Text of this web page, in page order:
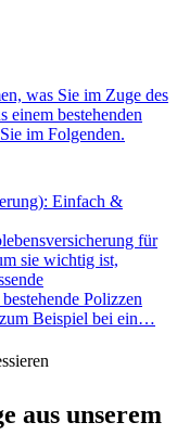
was Sie im Zuge des
einem bestehenden
im Folgenden.
Einfach &
für
sie wichtig ist,
Polizzen
Beispiel bei ein…
aus unserem